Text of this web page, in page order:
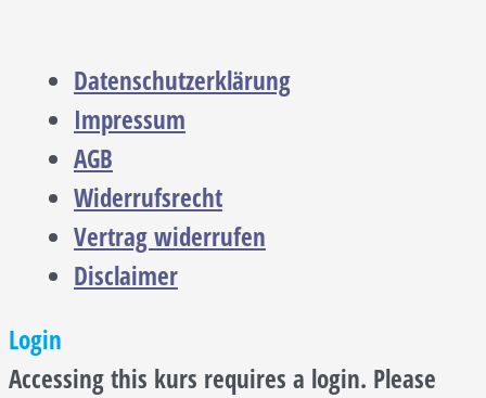
Datenschutzerklärung
Impressum
AGB
Widerrufsrecht
Vertrag widerrufen
Disclaimer
Login
Accessing this kurs requires a login. Please